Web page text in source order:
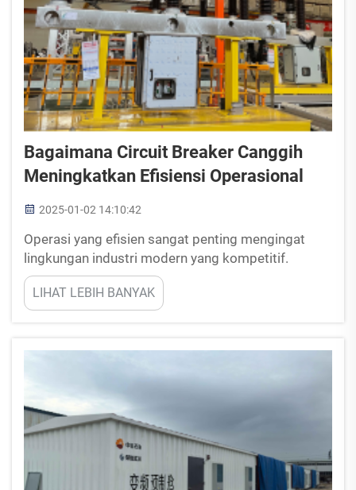
Bagaimana Circuit Breaker Canggih
Meningkatkan Efisiensi Operasional
2025-01-02 14:10:42
Operasi yang efisien sangat penting mengingat
lingkungan industri modern yang kompetitif.
Pengembangan circuit breaker canggih telah
berkontribusi dalam meningkatkan kinerja dan
keandalan sistem kelistrikan. Perangkat saat ini
LIHAT LEBIH BANYAK